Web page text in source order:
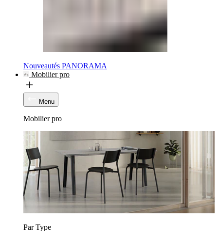
Nouveautés PANORAMA
Mobilier pro
Menu
Mobilier pro
Par Type